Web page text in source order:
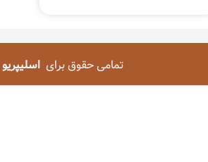
تمامی حقوق برایاسلیپریو